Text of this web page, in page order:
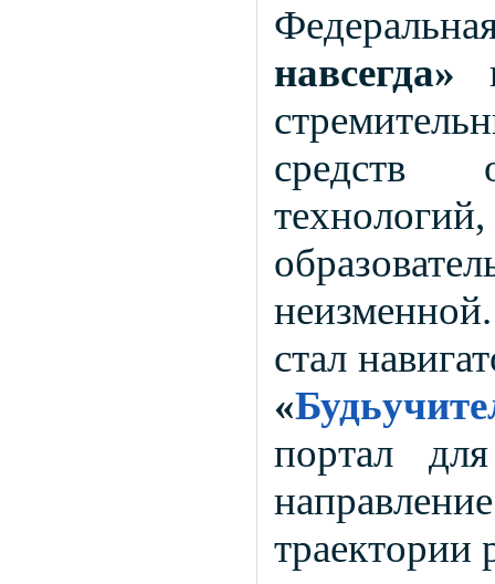
навсегда»
средств
стал
«
портал
траектории